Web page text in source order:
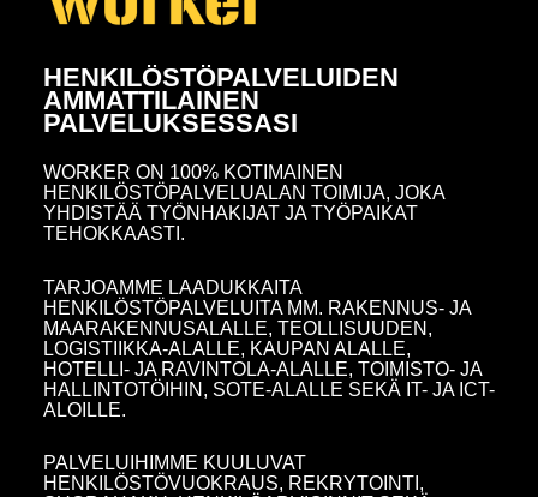
HENKILÖSTÖPALVELUIDEN
AMMATTILAINEN
PALVELUKSESSASI
WORKER ON 100% KOTIMAINEN
HENKILÖSTÖPALVELUALAN TOIMIJA, JOKA
YHDISTÄÄ TYÖNHAKIJAT JA TYÖPAIKAT
TEHOKKAASTI.
TARJOAMME LAADUKKAITA
HENKILÖSTÖPALVELUITA MM. RAKENNUS- JA
MAARAKENNUSALALLE, TEOLLISUUDEN,
LOGISTIIKKA-ALALLE, KAUPAN ALALLE,
HOTELLI- JA RAVINTOLA-ALALLE, TOIMISTO- JA
HALLINTOTÖIHIN, SOTE-ALALLE SEKÄ IT- JA ICT-
ALOILLE.
PALVELUIHIMME KUULUVAT
HENKILÖSTÖVUOKRAUS, REKRYTOINTI,